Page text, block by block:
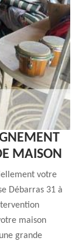
MAISON
votre
Débarras 31 à
maison
grande